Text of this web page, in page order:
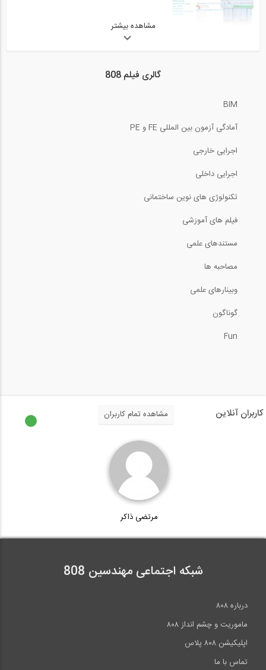
09:53
12:17
مدل سازی پیشرفته با ادغام مدل ها در...
آموزش سریع نرم افزار SeismoBuild
مشاهده بیشتر
گالری فیلم 808
BIM
آمادگی آزمون بین المللی FE و PE
اجرایی خارجی
اجرایی داخلی
تکنولوژی های نوین ساختمانی
فیلم های آموزشی
مستندهای علمی
مصاحبه ها
وبینارهای علمی
گوناگون
Fun
کاربران آنلاین مشاهده تمام کاربران
مرتضی ذاکر
شبکه اجتماعی مهندسین 808
درباره ۸۰۸
ماموریت و چشم انداز ۸۰۸
اپلیکیشن ۸۰۸ پلاس
تماس با ما